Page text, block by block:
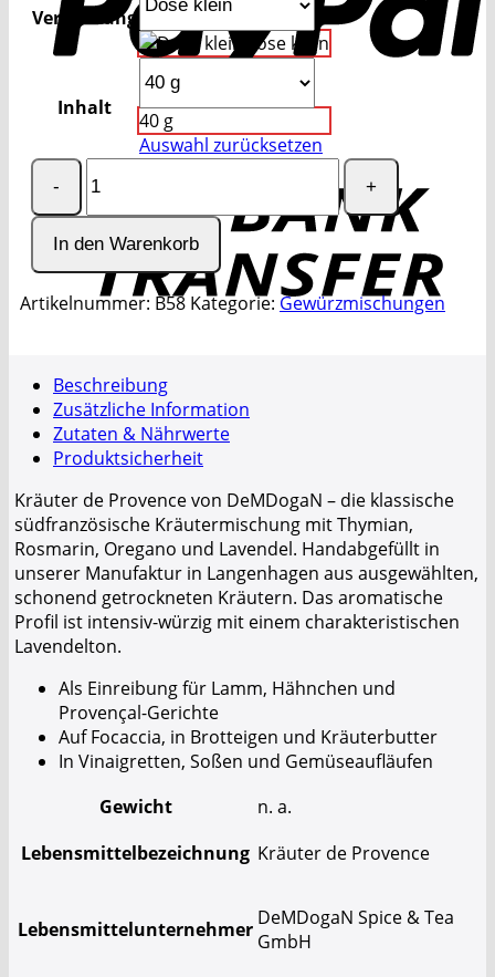
Verpackung
Dose klein
Inhalt
40 g
Auswahl zurücksetzen
de
Provence
Menge
In den Warenkorb
Artikelnummer: B58 Kategorie: Gewürzmischungen
Beschreibung
Zusätzliche Information
Zutaten & Nährwerte
Produktsicherheit
Kräuter de Provence von DeMDogaN – die klassische
südfranzösische Kräutermischung mit Thymian,
Rosmarin, Oregano und Lavendel. Handabgefüllt in
unserer Manufaktur in Langenhagen aus ausgewählten,
schonend getrockneten Kräutern. Das aromatische
Profil ist intensiv-würzig mit einem charakteristischen
Lavendelton.
Als Einreibung für Lamm, Hähnchen und
Provençal-Gerichte
Auf Focaccia, in Brotteigen und Kräuterbutter
In Vinaigretten, Soßen und Gemüseaufläufen
Gewicht
n. a.
Lebensmittelbezeichnung Kräuter de Provence
Lebensmittelunternehmer DeMDogaN Spice & Tea
GmbH